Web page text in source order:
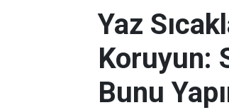
Yaz
Koruyun:
Bunu